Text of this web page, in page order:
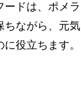
ドは、ポメ
ちながら、元
役立ちます。